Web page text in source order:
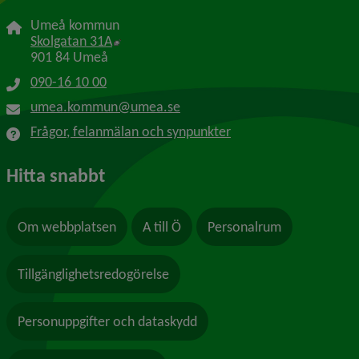
Umeå kommun
Skolgatan 31A Länk till annan webbplats, öppnas i nytt
901 84 Umeå
090-16 10 00
umea.kommun@umea.se
Frågor, felanmälan och synpunkter
Hitta snabbt
Om webbplatsen A till Ö Personalrum
Tillgänglighetsredogörelse
Personuppgifter och dataskydd